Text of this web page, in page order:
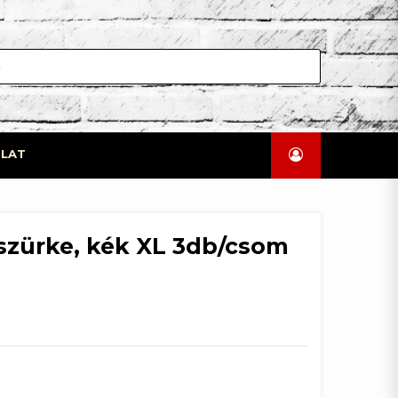
kék XL 3db/csom